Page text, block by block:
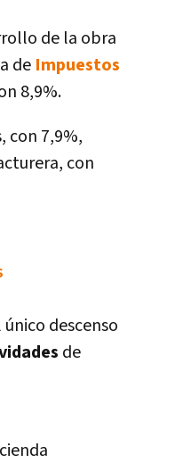
de la obra
de Impuestos
8,9%.
con 7,9%,
con
descenso
de